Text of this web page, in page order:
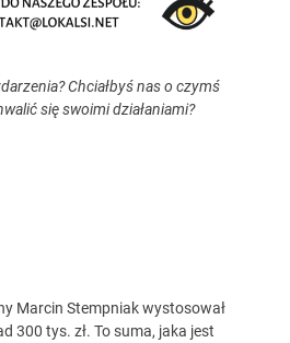
Chciałbyś nas o czymś
się swoimi działaniami?
Marcin Stempniak wystosował
300 tys. zł. To suma, jaka jest